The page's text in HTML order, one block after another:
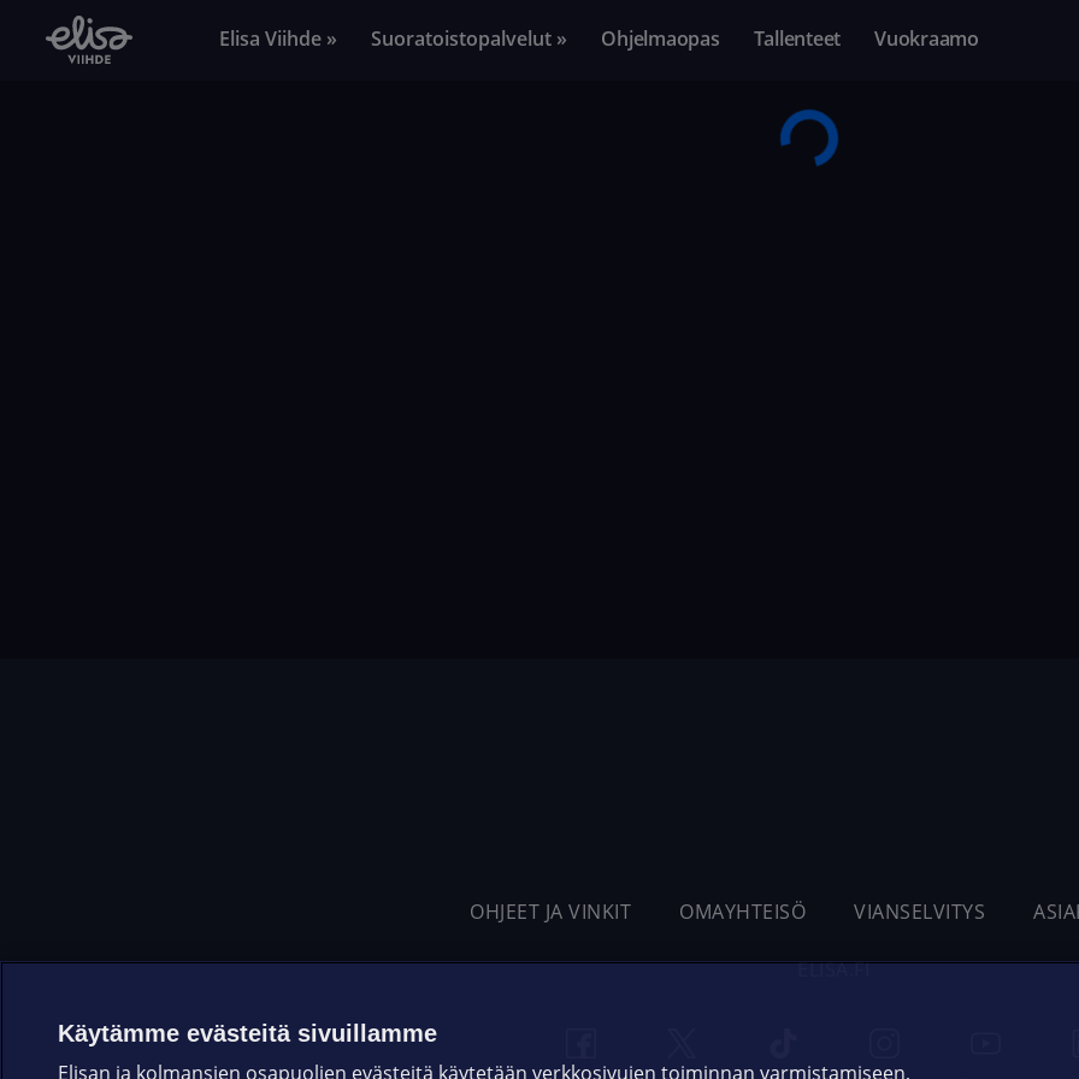
Elisa Viihde » Suoratoistopalvelut » Ohjelmaopas Tallenteet Vuokraamo
OHJEET JA VINKIT OMAYHTEISÖ VIANSELVITYS
ELISA.FI
Käytämme evästeitä sivuillamme
Elisan ja kolmansien osapuolien evästeitä käytetään verkkosivujen toiminnan varmistamiseen,